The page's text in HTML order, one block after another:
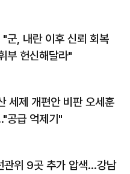
군, 내란 이후 신뢰 회복
부 헌신해달라"
세제 개편안 비판 오세훈
공급 억제기"
관위 9곳 추가 압색…강남